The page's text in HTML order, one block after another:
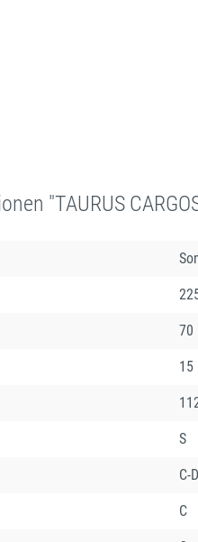
"TAURUS
70
15
S
C-
C